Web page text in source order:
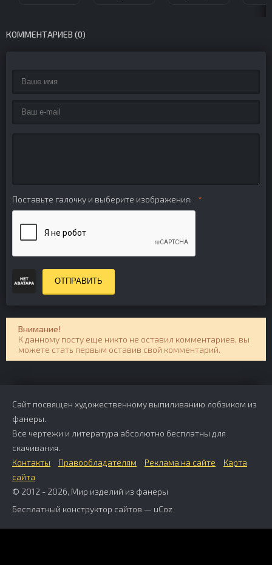
КОММЕНТАРИЕВ (0)
Поставьте галочку и выберите изображения:
ОТПРАВИТЬ
Внимание!
К данному посту еще никто не оставил комментариев, вы
можете стать первым оставив свой комментарий.
Сайт посвящен художественному выпиливанию лобзиком из
фанеры.
Все чертежи и литература абсолютно бесплатны для
скачивания.
Контакты
Правообладателям Реклама на сайте
Карта
сайта
© 2012 - 2026, Мир изделий из фанеры
Бесплатный конструктор сайтов — uCoz